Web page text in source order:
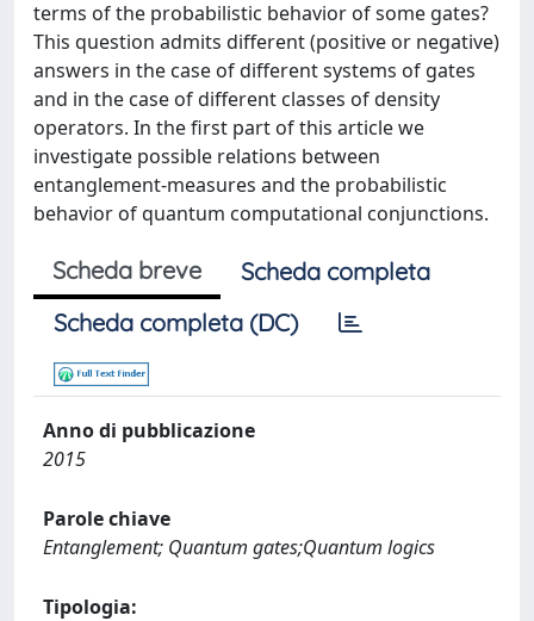
terms of the probabilistic behavior of some gates?
This question admits different (positive or negative)
answers in the case of different systems of gates
and in the case of different classes of density
operators. In the first part of this article we
investigate possible relations between
entanglement-measures and the probabilistic
behavior of quantum computational conjunctions.
Scheda breve
Scheda completa
Scheda completa (DC)
Anno di pubblicazione
2015
Parole chiave
Entanglement; Quantum gates;Quantum logics
Tipologia: